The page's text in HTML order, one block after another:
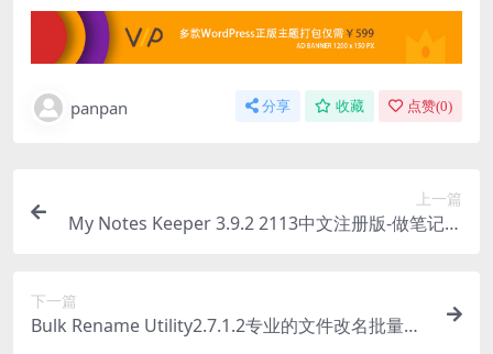
panpan 分享 收藏 点赞(0)
上一篇
My Notes Keeper 3.9.2 2113中文注册版-做笔记工
下一篇
Bulk Rename Utility2.7.1.2专业的文件改名批量重